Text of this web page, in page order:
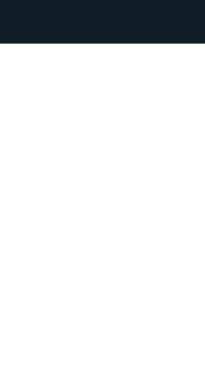
Свидетельство о